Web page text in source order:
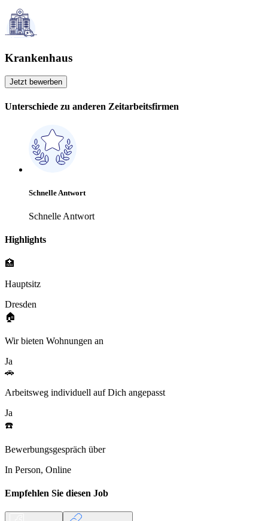
Krankenhaus
Jetzt bewerben
Unterschiede zu anderen Zeitarbeitsfirmen
Schnelle Antwort
Schnelle Antwort
Highlights
🏥
Hauptsitz
Dresden
🏠
Wir bieten Wohnungen an
Ja
🚗
Arbeitsweg individuell auf Dich angepasst
Ja
☎️
Bewerbungsgespräch über
In Person, Online
Empfehlen Sie diesen Job